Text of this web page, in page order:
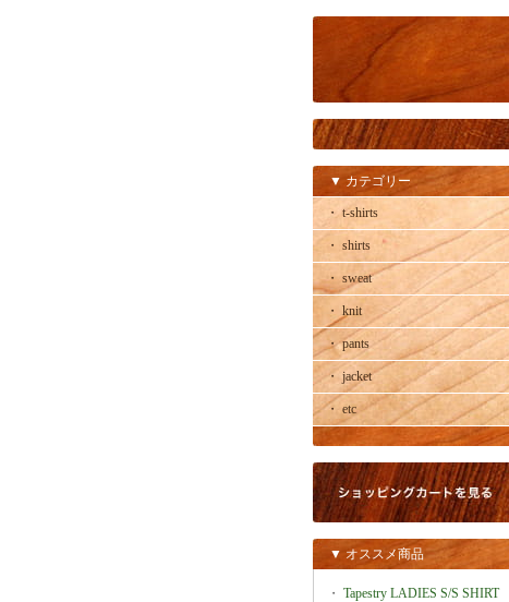
▼ カテゴリー
・ t-shirts
・ shirts
・ sweat
・ knit
・ pants
・ jacket
・ etc
▼ オススメ商品
・ Tapestry LADIES S/S SHIRT